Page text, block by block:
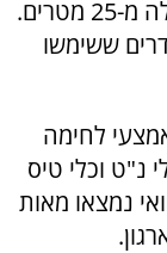
של יותר מ-200 מטרים ובעומק של למעלה מ-25 מטרים.
ארבעה פירי שיגור ו-12 חדרים ששימשו
לחימה
נ"ט וכלי טיס
נמצאו מאות